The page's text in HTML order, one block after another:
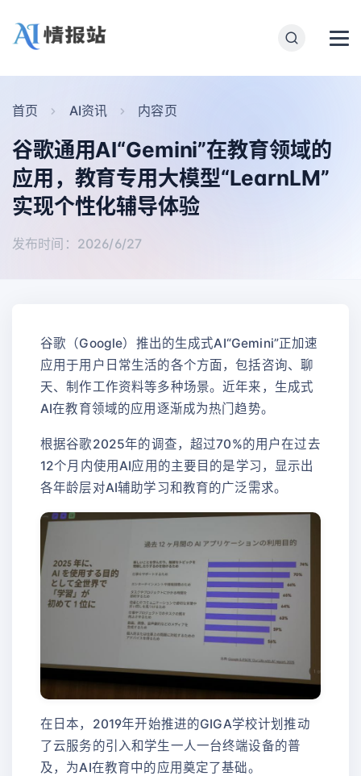
首页 AI资讯 内容页
谷歌通用AI“Gemini”在教育领域的
应用，教育专用大模型“LearnLM”
实现个性化辅导体验
发布时间：2026/6/27
谷歌（Google）推出的生成式AI“Gemini”正加速
应用于用户日常生活的各个方面，包括咨询、聊
天、制作工作资料等多种场景。近年来，生成式
AI在教育领域的应用逐渐成为热门趋势。
根据谷歌2025年的调查，超过70%的用户在过去
12个月内使用AI应用的主要目的是学习，显示出
各年龄层对AI辅助学习和教育的广泛需求。
在日本，2019年开始推进的GIGA学校计划推动
了云服务的引入和学生一人一台终端设备的普
及，为AI在教育中的应用奠定了基础。